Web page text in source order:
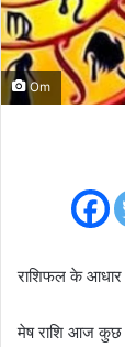
i
l
Om
राशिफल के आधार
मेष राशि आज कुछ